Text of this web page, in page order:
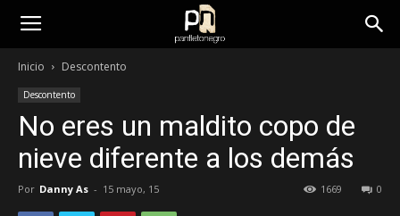
panfletonegro
Inicio Descontento
Descontento
No eres un maldito copo de
nieve diferente a los demás
Por Danny As - 15 mayo, 15 0
1669